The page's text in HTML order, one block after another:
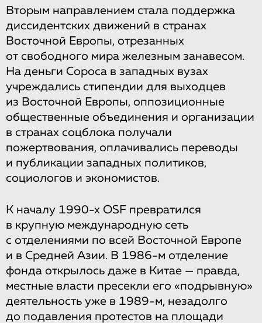
Вторым направлением стала поддержка
диссидентских движений в странах
Восточной Европы, отрезанных
от свободного мира железным занавесом.
На деньги Сороса в западных вузах
учреждались стипендии для выходцев
из Восточной Европы, оппозиционные
общественные объединения и организации
в странах соцблока получали
пожертвования, оплачивались переводы
и публикации западных политиков,
социологов и экономистов.
К началу 1990-х OSF превратился
в крупную международную сеть
с отделениями по всей Восточной Европе
и в Средней Азии. В 1986-м отделение
фонда открылось даже в Китае — правда,
местные власти пресекли его «подрывную»
деятельность уже в 1989-м, незадолго
до подавления протестов на площади